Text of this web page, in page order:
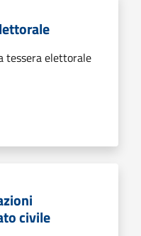
tessera elettorale
civile